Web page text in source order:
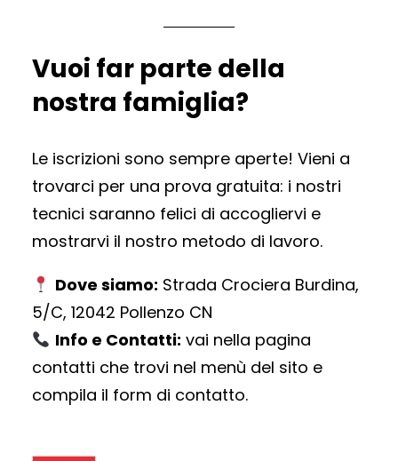
Vuoi far parte della
nostra famiglia?
Le iscrizioni sono sempre aperte! Vieni a
trovarci per una prova gratuita: i nostri
tecnici saranno felici di accogliervi e
mostrarvi il nostro metodo di lavoro.
Dove siamo: Strada Crociera Burdina,
5/C, 12042 Pollenzo CN
Info e Contatti: vai nella pagina
contatti che trovi nel menù del sito e
compila il form di contatto.